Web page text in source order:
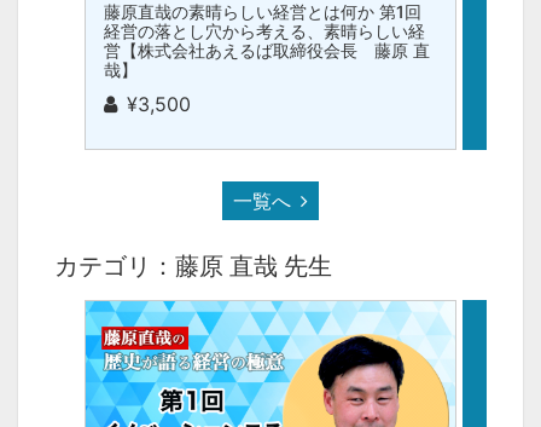
藤原直哉の素晴らしい経営とは何か 第1回
経営の落とし穴から考える、素晴らしい経
営【株式会社あえるば取締役会長 藤原 直
哉】
¥3,500
一覧へ
カテゴリ：藤原 直哉 先生